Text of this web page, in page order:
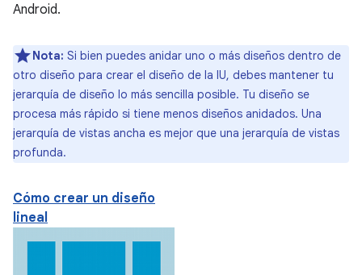
Android.
Nota: Si bien puedes anidar uno o más diseños dentro de
otro diseño para crear el diseño de la IU, debes mantener tu
jerarquía de diseño lo más sencilla posible. Tu diseño se
procesa más rápido si tiene menos diseños anidados. Una
jerarquía de vistas ancha es mejor que una jerarquía de vistas
profunda.
Cómo crear un diseño
lineal